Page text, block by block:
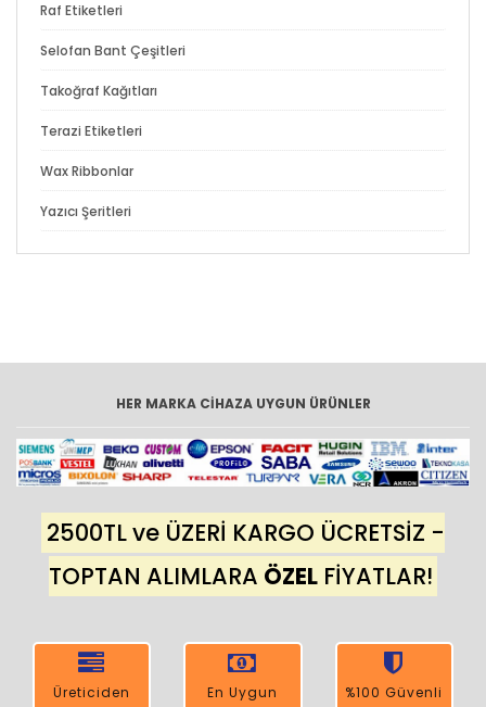
Raf Etiketleri
Selofan Bant Çeşitleri
Takoğraf Kağıtları
Terazi Etiketleri
Wax Ribbonlar
Yazıcı Şeritleri
HER MARKA CİHAZA UYGUN ÜRÜNLER
2500TL ve ÜZERİ KARGO ÜCRETSİZ -
TOPTAN ALIMLARA ÖZELFİYATLAR!
Üreticiden
En Uygun
%100 Güvenli